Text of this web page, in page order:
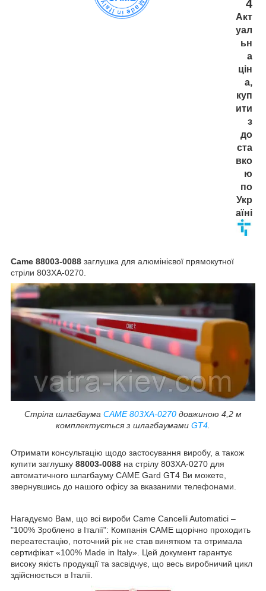
4
Акт
уал
ьн
а
цін
а,
куп
ити
з
до
ста
вко
ю
по
Укр
аїні
Came 88003-0088 заглушка для алюмінієвої прямокутної
стріли 803XA-0270.
Стріла шлагбаума CAME 803XA-0270 довжиною 4,2 м
комплектується з шлагбаумами GT4
Отримати консультацію щодо застосування виробу, а також
купити заглушку 88003-0088 на стрілу 803XA-0270 для
автоматичного шлагбауму CAME Gard GT4 Ви можете,
звернувшись до нашого офісу за вказаними телефонами.
Нагадуємо Вам, що всі вироби Came Cancelli Automatici –
"100% Зроблено в Італії": Компанія CAME щорічно проходить
переатестацію, поточний рік не став винятком та отримала
сертифікат «100% Made in Italy». Цей документ гарантує
високу якість продукції та засвідчує, що весь виробничий цикл
здійснюється в Італії.